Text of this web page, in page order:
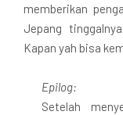
memberikan
Jepang
Kapan yah bisa
Epilog:
Setelah